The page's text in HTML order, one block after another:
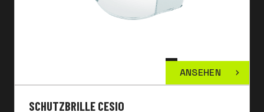
ANSEHEN
SCHUTZBRILLE CESIO